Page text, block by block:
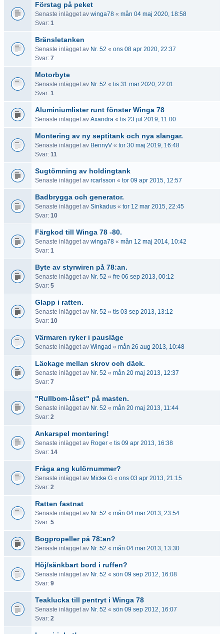
Förstag på peket
Senaste inlägget av winga78 « mån 04 maj 2020, 18:58
Svar: 1
Bränsletanken
Senaste inlägget av Nr. 52 « ons 08 apr 2020, 22:37
Svar: 7
Motorbyte
Senaste inlägget av Nr. 52 « tis 31 mar 2020, 22:01
Svar: 1
Aluminiumlister runt fönster Winga 78
Senaste inlägget av Axandra « tis 23 jul 2019, 11:00
Montering av ny septitank och nya slangar.
Senaste inlägget av BennyV « tor 30 maj 2019, 16:48
Svar: 11
Sugtömning av holdingtank
Senaste inlägget av rcarlsson « tor 09 apr 2015, 12:57
Badbrygga och generator.
Senaste inlägget av Sinkadus « tor 12 mar 2015, 22:45
Svar: 10
Färgkod till Winga 78 -80.
Senaste inlägget av winga78 « mån 12 maj 2014, 10:42
Svar: 1
Byte av styrwiren på 78:an.
Senaste inlägget av Nr. 52 « fre 06 sep 2013, 00:12
Svar: 5
Glapp i ratten.
Senaste inlägget av Nr. 52 « tis 03 sep 2013, 13:12
Svar: 10
Värmaren ryker i pausläge
Senaste inlägget av Wingad « mån 26 aug 2013, 10:48
Läckage mellan skrov och däck.
Senaste inlägget av Nr. 52 « mån 20 maj 2013, 12:37
Svar: 7
"Rullbom-låset" på masten.
Senaste inlägget av Nr. 52 « mån 20 maj 2013, 11:44
Svar: 2
Ankarspel montering!
Senaste inlägget av Roger « tis 09 apr 2013, 16:38
Svar: 14
Fråga ang kulörnummer?
Senaste inlägget av Micke G « ons 03 apr 2013, 21:15
Svar: 2
Ratten fastnat
Senaste inlägget av Nr. 52 « mån 04 mar 2013, 23:54
Svar: 5
Bogpropeller på 78:an?
Senaste inlägget av Nr. 52 « mån 04 mar 2013, 13:30
Höj/sänkbart bord i ruffen?
Senaste inlägget av Nr. 52 « sön 09 sep 2012, 16:08
Svar: 9
Teaklucka till pentryt i Winga 78
Senaste inlägget av Nr. 52 « sön 09 sep 2012, 16:07
Svar: 2